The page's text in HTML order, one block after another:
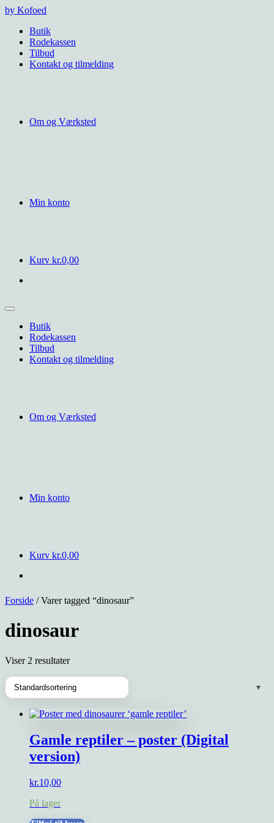
Videre
indhold
by Kofoed
Butik
Rodekassen
Tilbud
Kontakt og tilmelding
Om og Værksted
Min konto
Kurv kr.0,00
Butik
Rodekassen
Tilbud
Kontakt og tilmelding
Om og Værksted
Min konto
Kurv kr.0,00
Forside / Varer tagged “dinosaur”
dinosaur
Viser 2 resultater
Gamle reptiler – poster (Digital
version)
kr.10,00
På lager